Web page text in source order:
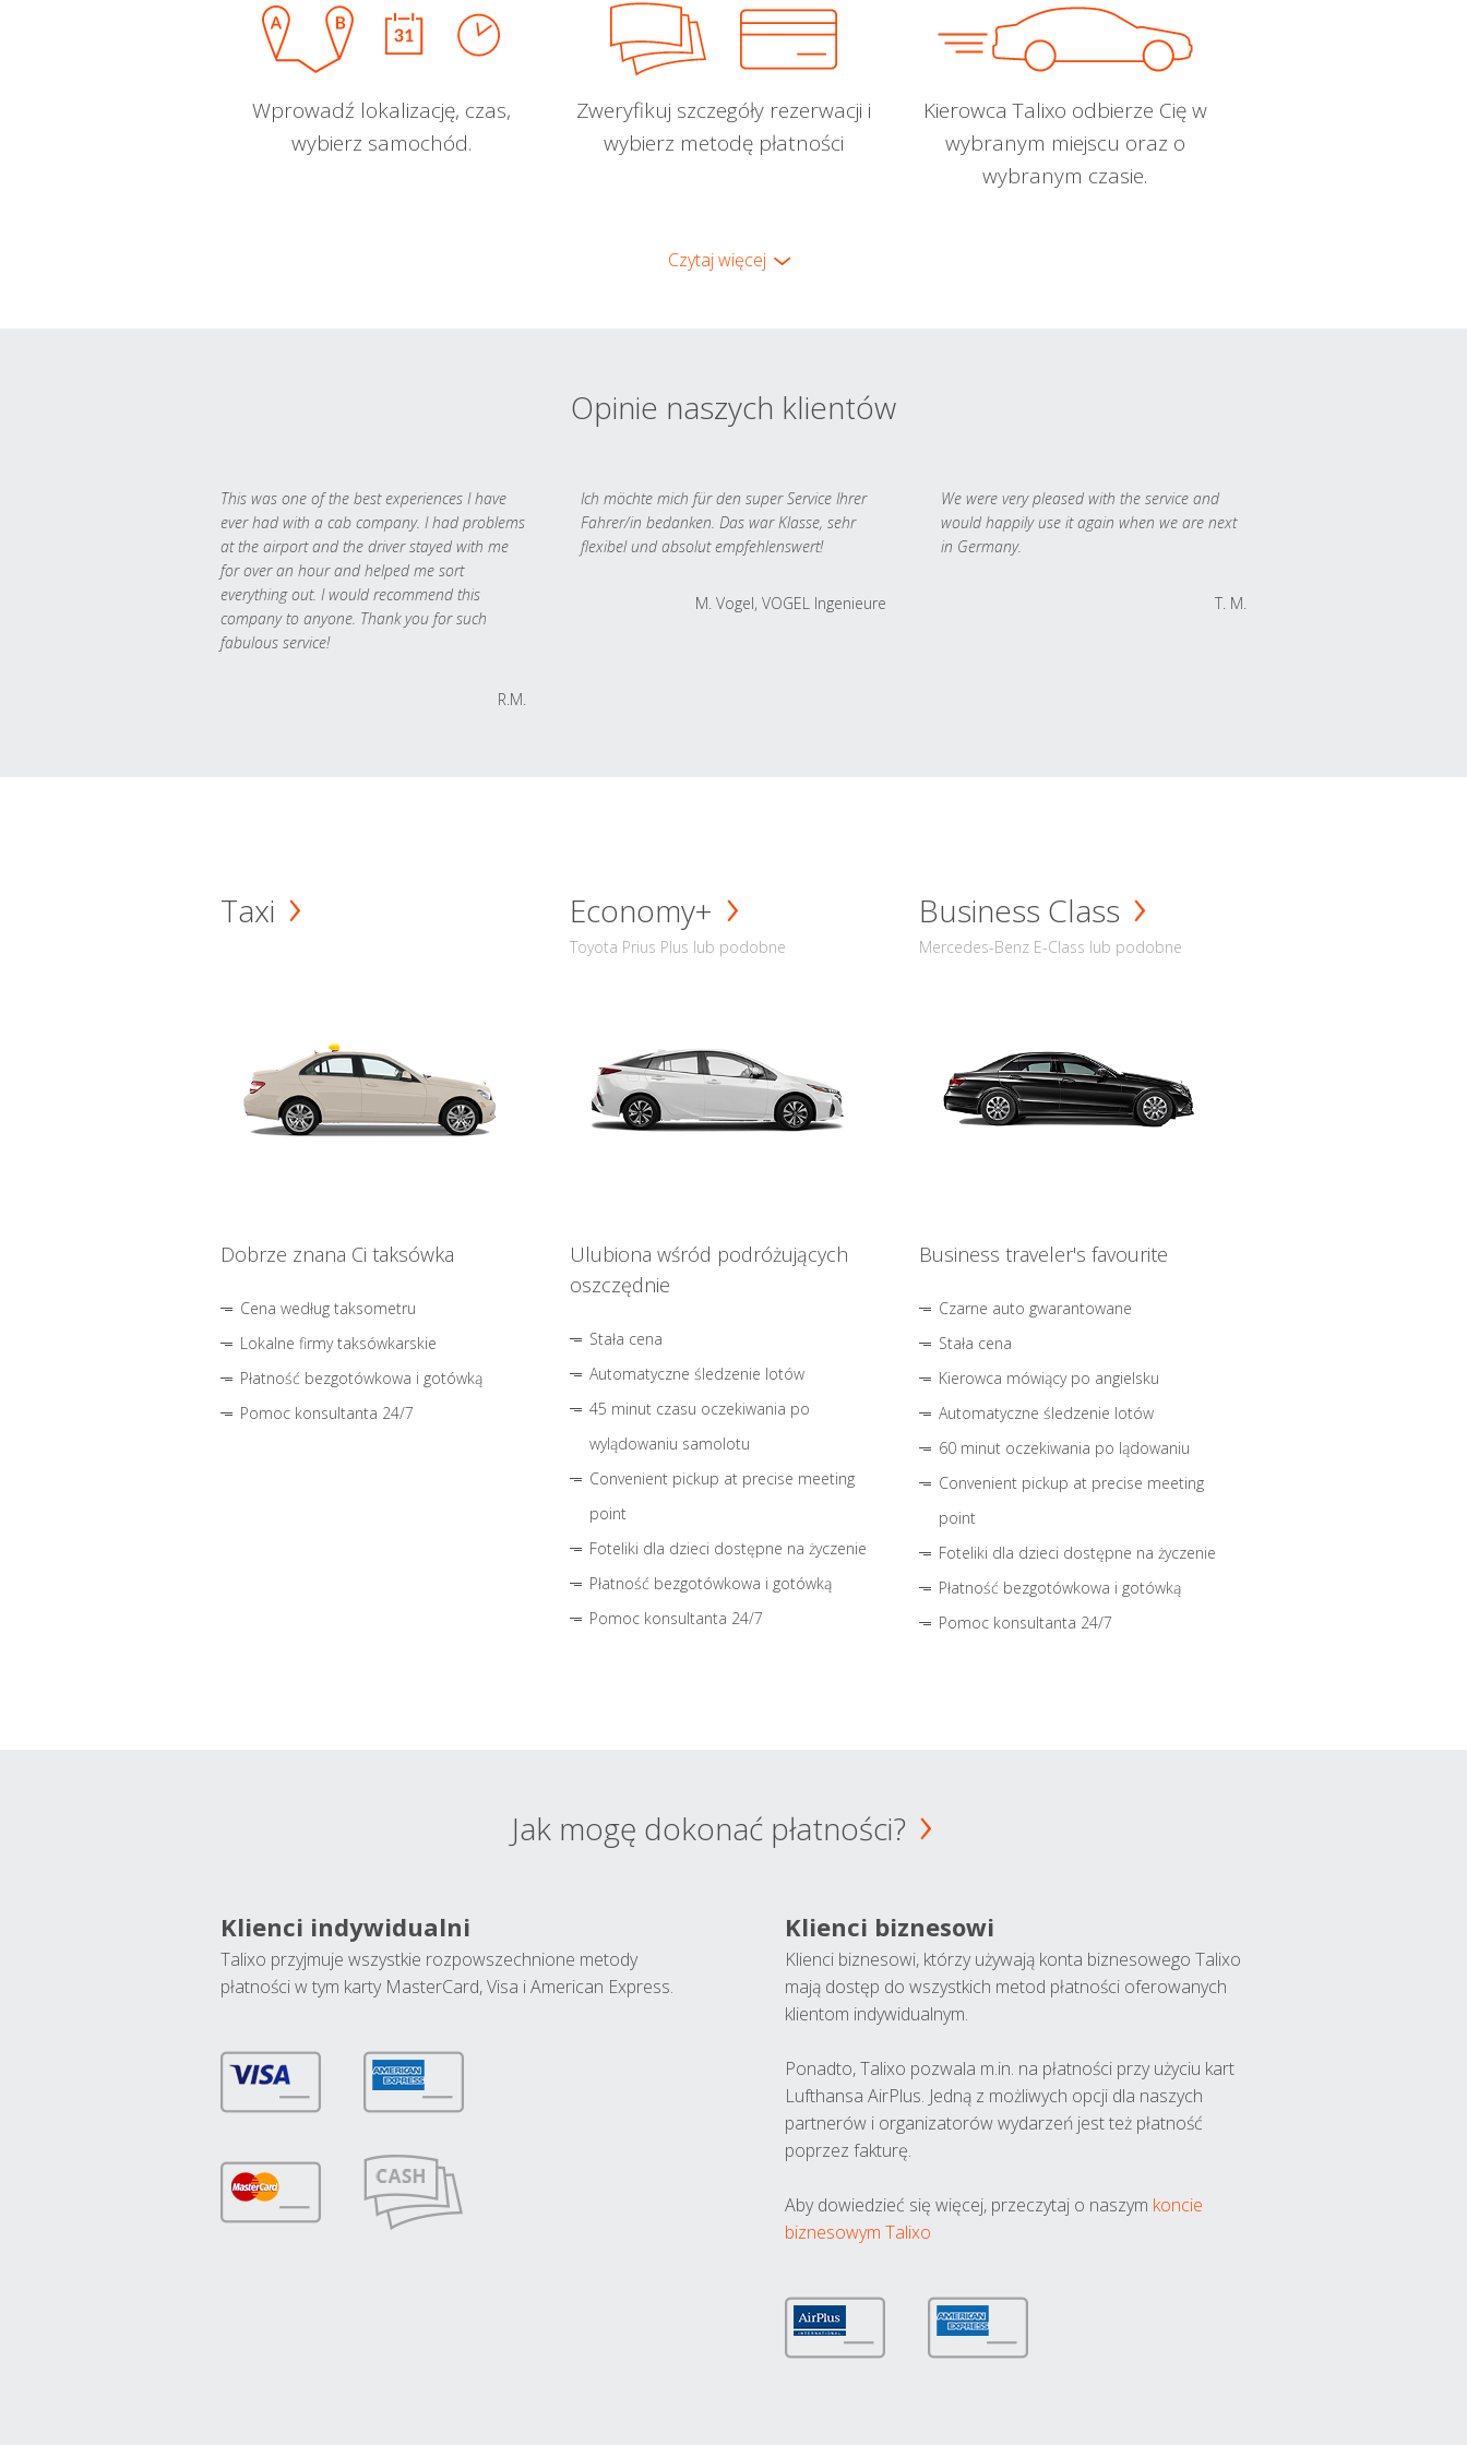
Wprowadź lokalizację, czas,
wybierz samochód.
Zweryfikuj szczegóły rezerwacji i
wybierz metodę płatności
Kierowca Talixo odbierze Cię w
wybranym miejscu oraz o
wybranym czasie.
Czytaj więcej
Opinie naszych klientów
This was one of the best experiences I have
ever had with a cab company. I had problems
at the airport and the driver stayed with me
for over an hour and helped me sort
everything out. I would recommend this
company to anyone. Thank you for such
fabulous service!
R.M.
Ich möchte mich für den super Service Ihrer
Fahrer/in bedanken. Das war Klasse, sehr
flexibel und absolut empfehlenswert!
M. Vogel, VOGEL Ingenieure
We were very pleased with the service and
would happily use it again when we are next
in Germany.
T. M.
Taxi
Dobrze znana Ci taksówka
Cena według taksometru
Lokalne firmy taksówkarskie
Płatność bezgotówkowa i gotówką
Pomoc konsultanta 24/7
Economy+
Toyota Prius Plus lub podobne
Ulubiona wśród podróżujących
oszczędnie
Stała cena
Automatyczne śledzenie lotów
45 minut czasu oczekiwania po
wylądowaniu samolotu
Convenient pickup at precise meeting
point
Foteliki dla dzieci dostępne na życzenie
Płatność bezgotówkowa i gotówką
Pomoc konsultanta 24/7
Business Class
Mercedes-Benz E-Class lub podobne
Business traveler's favourite
Czarne auto gwarantowane
Stała cena
Kierowca mówiący po angielsku
Automatyczne śledzenie lotów
60 minut oczekiwania po lądowaniu
Convenient pickup at precise meeting
point
Foteliki dla dzieci dostępne na życzenie
Płatność bezgotówkowa i gotówką
Pomoc konsultanta 24/7
Jak mogę dokonać płatności?
Klienci indywidualni
Talixo przyjmuje wszystkie rozpowszechnione metody
płatności w tym karty MasterCard, Visa i American Express.
Klienci biznesowi
Klienci biznesowi, którzy używają konta biznesowego Talixo
mają dostęp do wszystkich metod płatności oferowanych
klientom indywidualnym.
Ponadto, Talixo pozwala m.in. na płatności przy użyciu kart
Lufthansa AirPlus. Jedną z możliwych opcji dla naszych
partnerów i organizatorów wydarzeń jest też płatność
poprzez fakturę.
Aby dowiedzieć się więcej, przeczytaj o naszym koncie
biznesowym Talixo